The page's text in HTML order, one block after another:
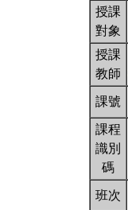
授課
對象
授課
教師
課號
課程
識別
碼
班次